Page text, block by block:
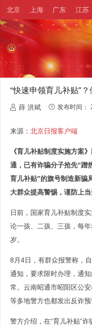
北京 上海 广东 江苏
“快速申领育儿补贴”
薛 洪斌 发布时间：
来源： 北京日报客户端
《育儿补贴制度实施方案
通，已有诈骗分子抢先“蹭
育儿补贴”的旗号制造新骗
大群众提高警惕，谨防上当
日前，国家育儿补贴制度
论一孩、二孩、三孩，每
岁。
8月4日，有群众报警称，
通知，要求限时办理，通
常。云南昭通市昭阳区公
等多地警方也都发出反诈预
警方介绍，在“育儿补贴”